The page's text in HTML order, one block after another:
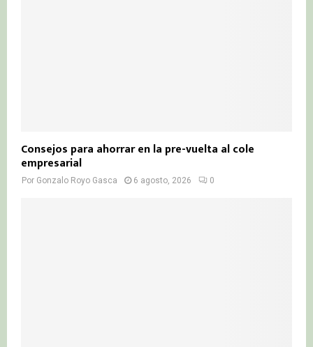
Consejos para ahorrar en la pre-vuelta al cole
empresarial
Por Gonzalo Royo Gasca 6 agosto, 2026 0